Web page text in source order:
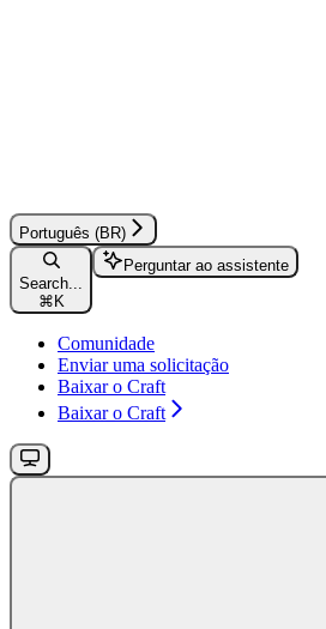
Português (BR)
Search...
⌘K
Perguntar ao assistente
Comunidade
Enviar uma solicitação
Baixar o Craft
Baixar o Craft